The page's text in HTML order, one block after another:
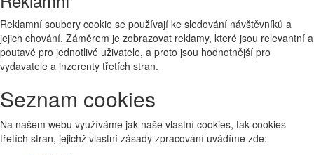
Reklamní soubory cookie se používají ke sledování návštěvníků a
jejich chování. Záměrem je zobrazovat reklamy, které jsou relevantní a
poutavé pro jednotlivé uživatele, a proto jsou hodnotnější pro
vydavatele a inzerenty třetích stran.
Seznam cookies
Na našem webu využíváme jak naše vlastní cookies, tak cookies
třetích stran, jejichž vlastní zásady zpracování uvádíme zde: